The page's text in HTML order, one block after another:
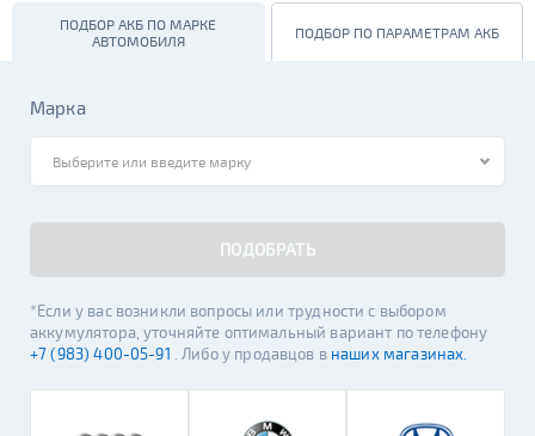
ПОДБОР АКБ ПО МАРКЕ
АВТОМОБИЛЯ
ПОДБОР ПО ПАРАМЕТРАМ АКБ
Марка
ПОДОБРАТЬ
*Если у вас возникли вопросы или трудности с выбором
аккумулятора, уточняйте оптимальный вариант по телефону
+7 (983) 400-05-91 . Либо у продавцов в наших магазинах.